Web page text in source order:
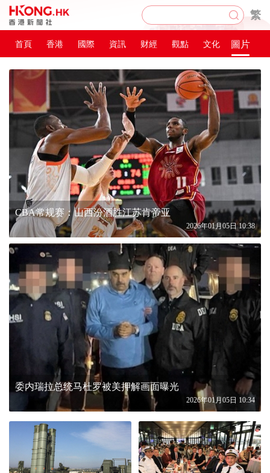
繁
首頁 香港 國際 資訊 财經 觀點 文化 圖片
CBA常规赛：山西汾酒胜江苏肯帝亚
2026年01月05日 10:38
委内瑞拉总统马杜罗被美押解画面曝光
2026年01月05日 10:34